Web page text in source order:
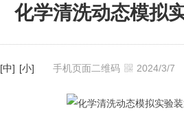
化学清洗动态模拟
[中] [小] 手机页面二维码 2024/3/7